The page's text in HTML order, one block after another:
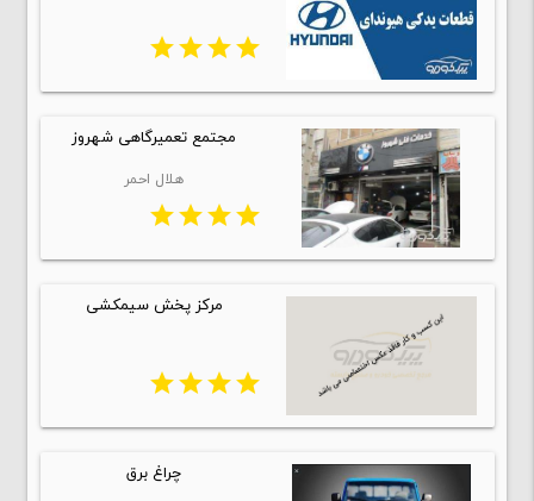
star
star
star
star
مجتمع تعمیرگاهی شهروز
هلال احمر
star
star
star
star
مرکز پخش سیمکشی
star
star
star
star
چراغ برق